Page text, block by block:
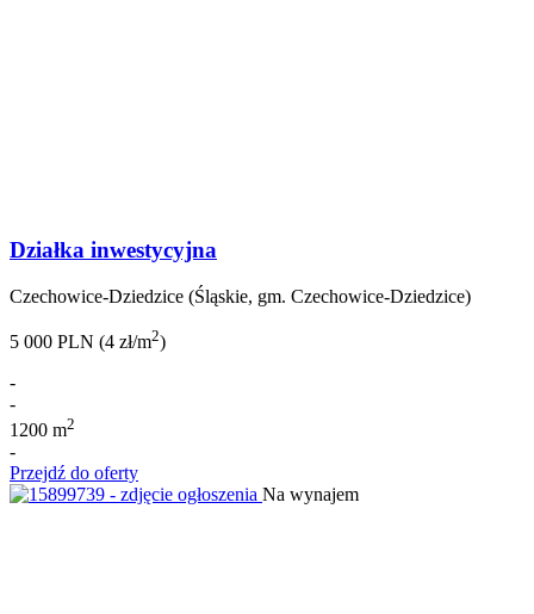
Działka inwestycyjna
Czechowice-Dziedzice (Śląskie, gm. Czechowice-Dziedzice)
5 000 PLN (4 zł/m2)
-
-
1200 m2
-
Przejdź do oferty
Na wynajem